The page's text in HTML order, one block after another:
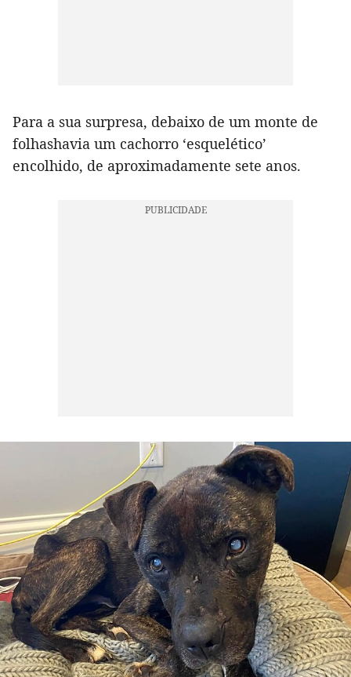
Para a sua surpresa, debaixo de um monte de
folhashavia um cachorro ‘esquelético’
encolhido, de aproximadamente sete anos.